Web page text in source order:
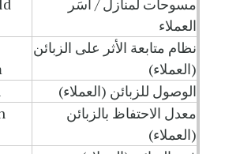
مسوحات لمنازل / أُسَر
العملاء
نظام متابعة الأثر على الزبائن
(العملاء)
الوصول للزبائن (العملاء)
معدل الاحتفاظ بالزبائن
(العملاء)